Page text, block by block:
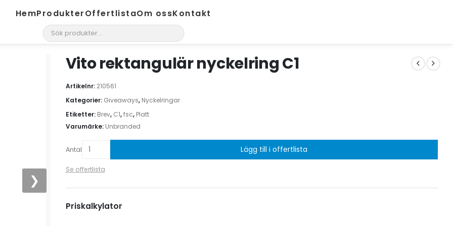
HemProdukterOffertlistaOm ossKontakt
❯
Vito rektangulär nyckelring C1
Artikelnr: 210561
Kategorier: Giveaways, Nyckelringar
Etiketter: Brev, C1,fsc, Platt
Varumärke: Unbranded
Antal Lägg till i offertlista
Se offertlista
Priskalkylator